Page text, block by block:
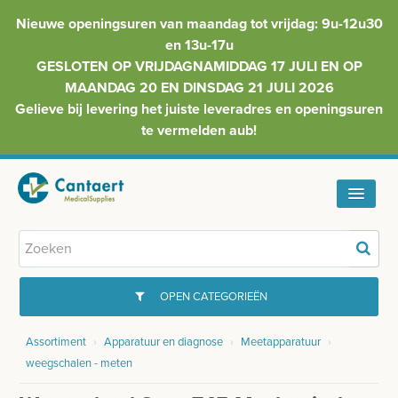
Nieuwe openingsuren van maandag tot vrijdag: 9u-12u30
en 13u-17u
GESLOTEN OP VRIJDAGNAMIDDAG 17 JULI EN OP
MAANDAG 20 EN DINSDAG 21 JULI 2026
Gelieve bij levering het juiste leveradres en openingsuren
te vermelden aub!
HOME
INFO
OPEN CATEGORIEËN
GYNAECOLOGIE
Assortiment › Apparatuur en diagnose › Meetapparatuur ›
weegschalen - meten